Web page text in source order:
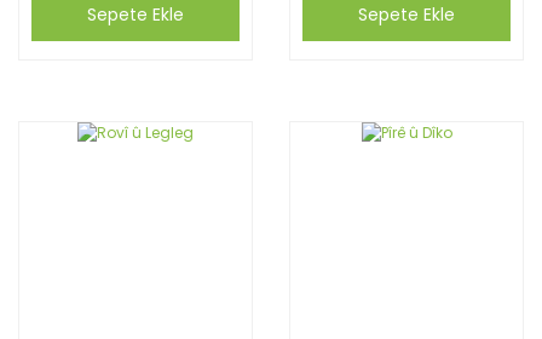
Sepete Ekle Sepete Ekle